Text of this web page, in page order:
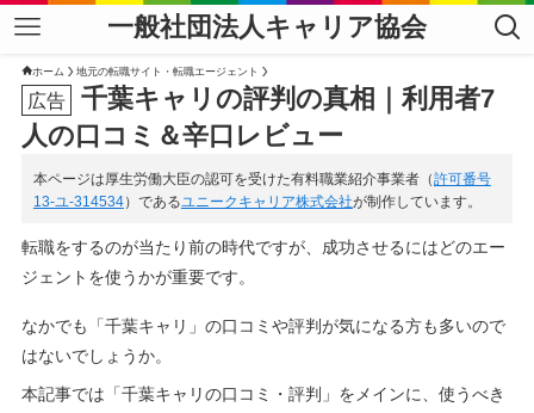
一般社団法人キャリア協会
ホーム 地元の転職サイト・転職エージェント
千葉キャリの評判の真相｜利用者7
人の口コミ＆辛口レビュー
本ページは厚生労働大臣の認可を受けた有料職業紹介事業者（許可番号
13-ユ-314534）であるユニークキャリア株式会社が制作しています。
転職をするのが当たり前の時代ですが、成功させるにはどのエー
ジェントを使うかが重要です。
なかでも「千葉キャリ」の口コミや評判が気になる方も多いので
はないでしょうか。
本記事では「千葉キャリの口コミ・評判」をメインに、使うべき